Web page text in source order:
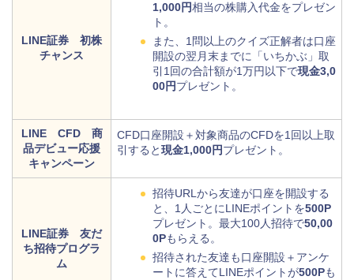
LINE証券 初株
チャンス
1,000円相当の株購入代金をプレゼン
ト。
また、1問以上のクイズ正解者は口座
開設の翌月末までに「いちかぶ」取
引1回の合計額が1万円以下で現金3,0
00円プレゼント。
LINE CFD 商
品デビュー応援
キャンペーン
CFD口座開設＋対象商品のCFDを1回以上取
引すると現金1,000円プレゼント。
LINE証券 友だ
ち招待プログラ
ム
招待URLから友達が口座を開設する
と、1人ごとにLINEポイントを500P
プレゼント。最大100人招待で50,00
0Pもらえる。
招待された友達も口座開設＋アンケ
ートに答えてLINEポイントが500Pも